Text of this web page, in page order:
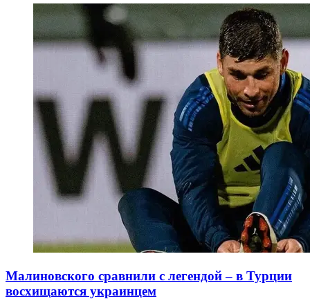
Малиновского сравнили с легендой – в Турции
восхищаются украинцем